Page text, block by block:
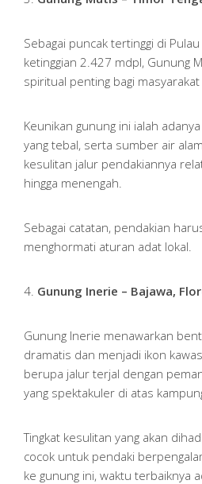
Sebagai puncak tertinggi di
ketinggian 2.427 mdpl, Gunung
spiritual penting bagi
Keunikan gunung ini ialah
yang tebal, serta sumber air
kesulitan jalur pendakiannya
hingga menengah.
Sebagai catatan, pendakian
menghormati aturan adat lokal.
4. Gunung Inerie – Bajawa,
Gunung Inerie menawarkan
dramatis dan menjadi ikon
berupa jalur terjal dengan
yang spektakuler di atas
Tingkat kesulitan yang akan
cocok untuk pendaki
ke gunung ini, waktu terbaiknya